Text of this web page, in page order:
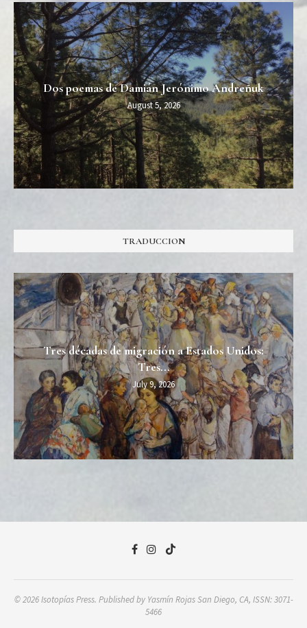
Dos poemas de Damián Jerónimo Andreñuk
August 5, 2026
TRADUCCION
Tres décadas de migración a Estados Unidos:
Tres...
July 9, 2026
© 2026 Isotopías Press. Published by Yasmín Rojas San Diego, CA, ISSN: 3071-
5466